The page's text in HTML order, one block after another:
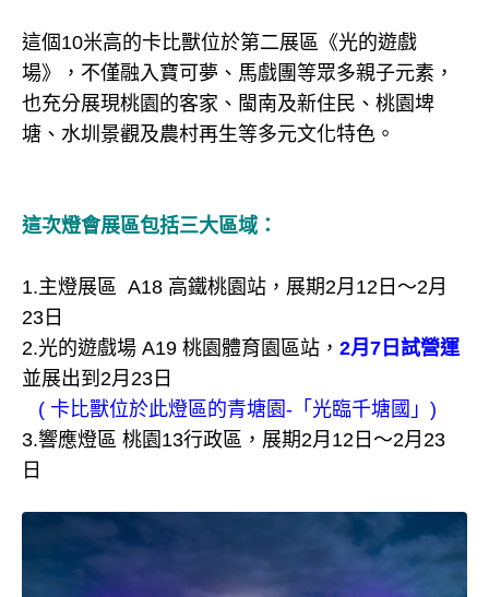
這個10米高的卡比獸位於第二展區《光的遊戲
場》，不僅融入寶可夢、馬戲團等眾多親子元素，
也充分展現桃園的客家、閩南及新住民、桃園埤
塘、水圳景觀及農村再生等多元文化特色。
這次燈會展區包括三大區域：
1.主燈展區 A18 高鐵桃園站，展期2月12日～2月
23日
2.光的遊戲場 A19 桃園體育園區站， 2月7日試營運
並展出到2月23日
( 卡比獸位於此燈區的青塘園-「光臨千塘國」)
3.響應燈區 桃園13行政區，展期2月12日～2月23
日